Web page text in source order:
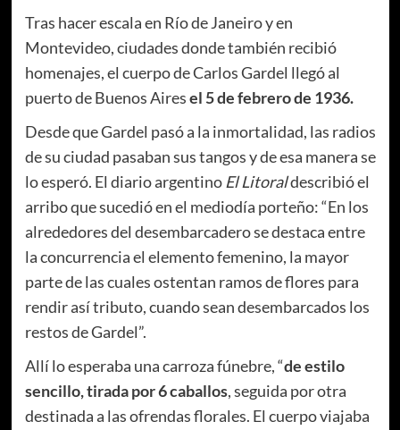
Tras hacer escala en Río de Janeiro y en
Montevideo, ciudades donde también recibió
homenajes, el cuerpo de Carlos Gardel llegó al
puerto de Buenos Airesel 5 de febrero de 1936.
Desde que Gardel pasó a la inmortalidad, las radios
de su ciudad pasaban sus tangos y de esa manera se
lo esperó. El diario argentino El Litoraldescribió el
arribo que sucedió en el mediodía porteño: “En los
alrededores del desembarcadero se destaca entre
la concurrencia el elemento femenino, la mayor
parte de las cuales ostentan ramos de flores para
rendir así tributo, cuando sean desembarcados los
restos de Gardel”.
Allí lo esperaba una carroza fúnebre, “de estilo
sencillo, tirada por 6 caballos, seguida por otra
destinada a las ofrendas florales. El cuerpo viajaba